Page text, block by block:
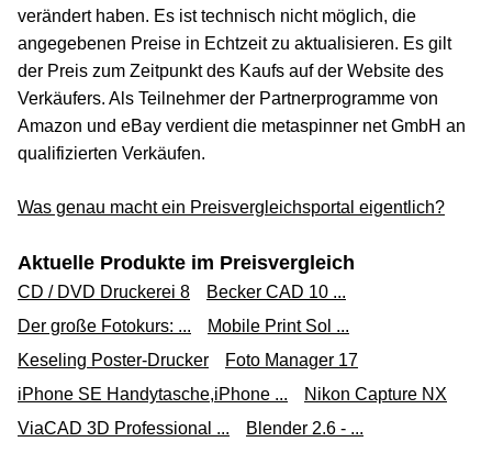
verändert haben. Es ist technisch nicht möglich, die
angegebenen Preise in Echtzeit zu aktualisieren. Es gilt
der Preis zum Zeitpunkt des Kaufs auf der Website des
Verkäufers. Als Teilnehmer der Partnerprogramme von
Amazon und eBay verdient die metaspinner net GmbH an
qualifizierten Verkäufen.
Was genau macht ein Preisvergleichsportal eigentlich?
Aktuelle Produkte im Preisvergleich
CD / DVD Druckerei 8
Becker CAD 10 ...
Der große Fotokurs: ...
Mobile Print Sol ...
Keseling Poster-Drucker
Foto Manager 17
iPhone SE Handytasche,iPhone ...
Nikon Capture NX
ViaCAD 3D Professional ...
Blender 2.6 - ...